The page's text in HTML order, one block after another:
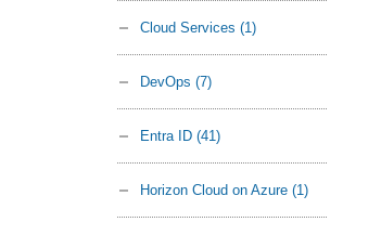
Cloud Services (1)
DevOps (7)
Entra ID (41)
Horizon Cloud on Azure (1)